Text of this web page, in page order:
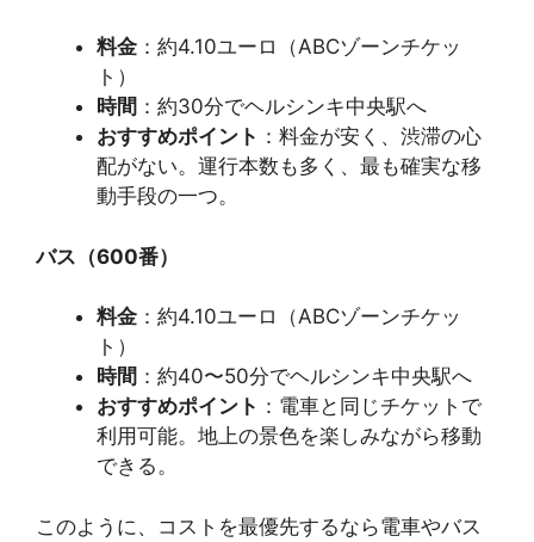
料金 ：約4.10ユーロ（ABCゾーンチケッ
ト）
時間 ：約30分でヘルシンキ中央駅へ
おすすめポイント ：料金が安く、渋滞の心
配がない。運行本数も多く、最も確実な移
動手段の一つ。
バス（600番）
料金 ：約4.10ユーロ（ABCゾーンチケッ
ト）
時間 ：約40〜50分でヘルシンキ中央駅へ
おすすめポイント ：電車と同じチケットで
利用可能。地上の景色を楽しみながら移動
できる。
このように、コストを最優先するなら電車やバス